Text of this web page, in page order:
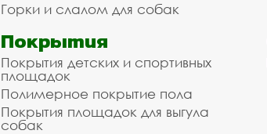
Горки и слалом для собак
Покрытия
Покрытия детских и спортивных
площадок
Полимерное покрытие пола
Покрытия площадок для выгула
собак